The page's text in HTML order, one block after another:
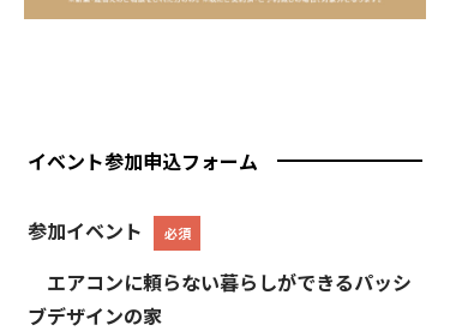
イベント参加申込フォーム
参加イベント 必須
エアコンに頼らない暮らしができるパッシ
ブデザインの家